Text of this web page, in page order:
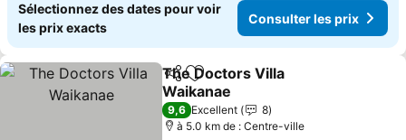
Sélectionnez des dates pour voir
les prix exacts
Consulter les prix
PartagerAjouter à mes favoris
The Doctors Villa
Waikanae
Consulter les prix
9,6 Excellent
8
à 5.0 km de : Centre-ville